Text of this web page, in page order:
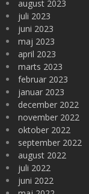
august 2023
juli 2023
juni 2023
maj 2023
april 2023
marts 2023
februar 2023
januar 2023
december 2022
november 2022
oktober 2022
september 2022
august 2022
juli 2022
juni 2022